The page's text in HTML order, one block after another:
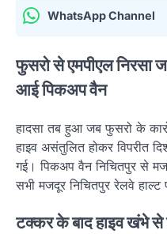
WhatsApp Channel
फुसरो से एमपीएल निरसा
आई पिकअप वैन
हादसा तब हुआ जब फुसरो के
हाइव असंतुलित होकर विपरीत
गई। पिकअप वैन निचितपुर से
सभी मजदूर निचितपुर रेलवे
टक्कर के बाद हाइव खंभे